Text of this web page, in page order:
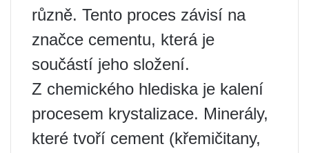
různě. Tento proces závisí na
značce cementu, která je
součástí jeho složení.
Z chemického hlediska je kalení
procesem krystalizace. Minerály,
které tvoří cement (křemičitany,